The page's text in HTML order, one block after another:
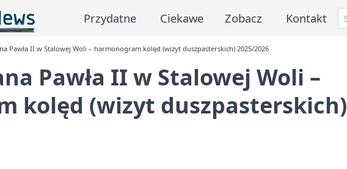
Przydatne Ciekawe Zobacz Kontakt
Pawła II w Stalowej Woli – harmonogram kolęd (wizyt duszpasterskich) 2025/2026
Pawła II w Stalowej Woli –
kolęd (wizyt duszpasterskich)